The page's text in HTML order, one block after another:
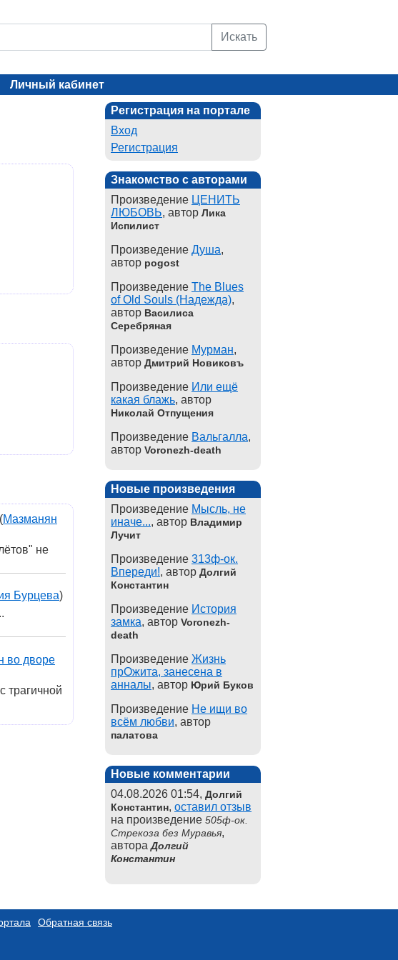
Искать
Личный кабинет
(Мазманян
не
Бурцева)
во дворе
трагичной
Регистрация на портале
Вход
Регистрация
Знакомство с авторами
Произведение ЦЕНИТЬ
ЛЮБОВЬ, автор Лика
Испилист
Произведение Душа,
автор pogost
Произведение The Blues
of Old Souls (Надежда),
автор Василиса
Серебряная
Произведение Мурман,
автор Дмитрий Новиковъ
Произведение Или ещё
какая блажь, автор
Николай Отпущения
Произведение Вальгалла,
автор Voronezh-death
Новые произведения
Произведение Мысль, не
иначе..., автор Владимир
Лучит
Произведение 313ф-ок.
Впереди!, автор Долгий
Константин
Произведение История
замка, автор Voronezh-
death
Произведение Жизнь
прОжита, занесена в
анналы, автор Юрий Буков
Произведение Не ищи во
всём любви, автор
палатова
Новые комментарии
04.08.2026 01:54, Долгий
Константин, оставил отзыв
на произведение 505ф-ок.
Стрекоза без Муравья,
автораДолгий
Константин
Обратная связь